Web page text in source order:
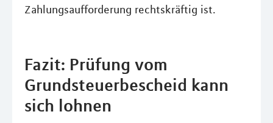
Zahlungsaufforderung rechtskräftig ist.
Fazit: Prüfung vom
Grundsteuerbescheid kann
sich lohnen